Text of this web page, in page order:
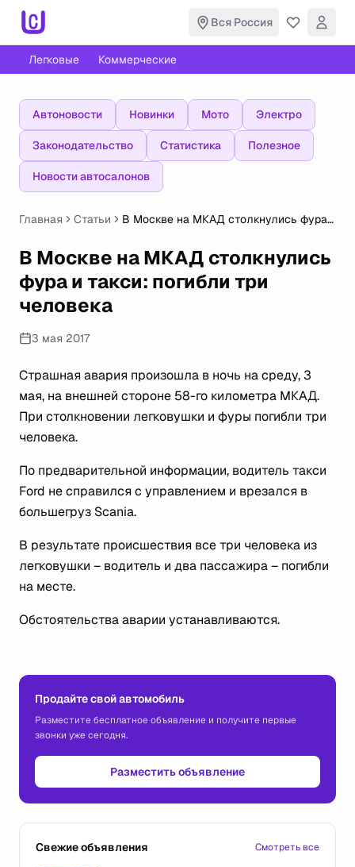
Вся Россия
Легковые Коммерческие
Автоновости Новинки Мото Электро
Законодательство Статистика Полезное
Новости автосалонов
Главная Статьи
В Москве на МКАД столкнулись фура
В Москве на МКАД столкнулись
фура и такси: погибли три
человека
3 мая 2017
Страшная авария произошла в ночь на среду, 3
мая, на внешней стороне 58-го километра МКАД.
При столкновении легковушки и фуры погибли три
человека.
По предварительной информации, водитель такси
Ford не справился с управлением и врезался в
большегруз Scania.
В результате происшествия все три человека из
легковушки – водитель и два пассажира – погибли
на месте.
Обстоятельства аварии устанавливаются.
Продайте свой автомобиль
Разместите бесплатное объявление и получите первые
звонки уже сегодня.
Разместить объявление
Свежие объявления Смотреть все